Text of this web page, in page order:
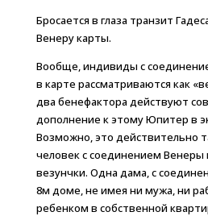
Бросается в глаза транзит
Венеру карты.
Вообще, индивиды с
в карте рассматриваются как
два бенефактора действуют
дополнение к этому Юпитер в
Возможно, это действительно
человек с соединением
везунчки. Одна дама, с
8м доме, не имея ни мужа, ни
ребенком в собственной